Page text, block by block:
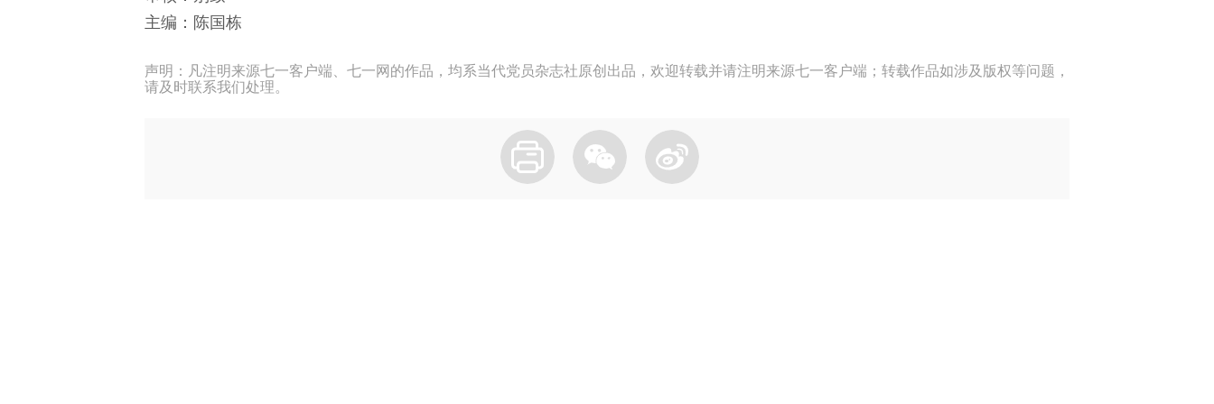
主编：陈国栋
声明：凡注明来源七一客户端、七一网的作品，均系当代党员杂志社原创出品，欢迎转载并请注明来源七一客户端；转载作品如涉及版权等问题，
请及时联系我们处理。